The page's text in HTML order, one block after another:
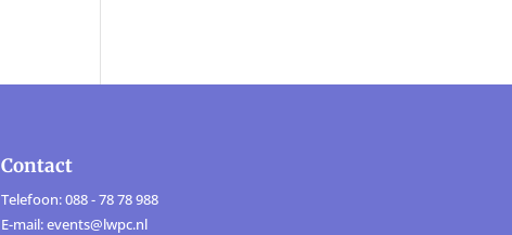
Contact
Telefoon: 088 - 78 78 988
E-mail: events@lwpc.nl